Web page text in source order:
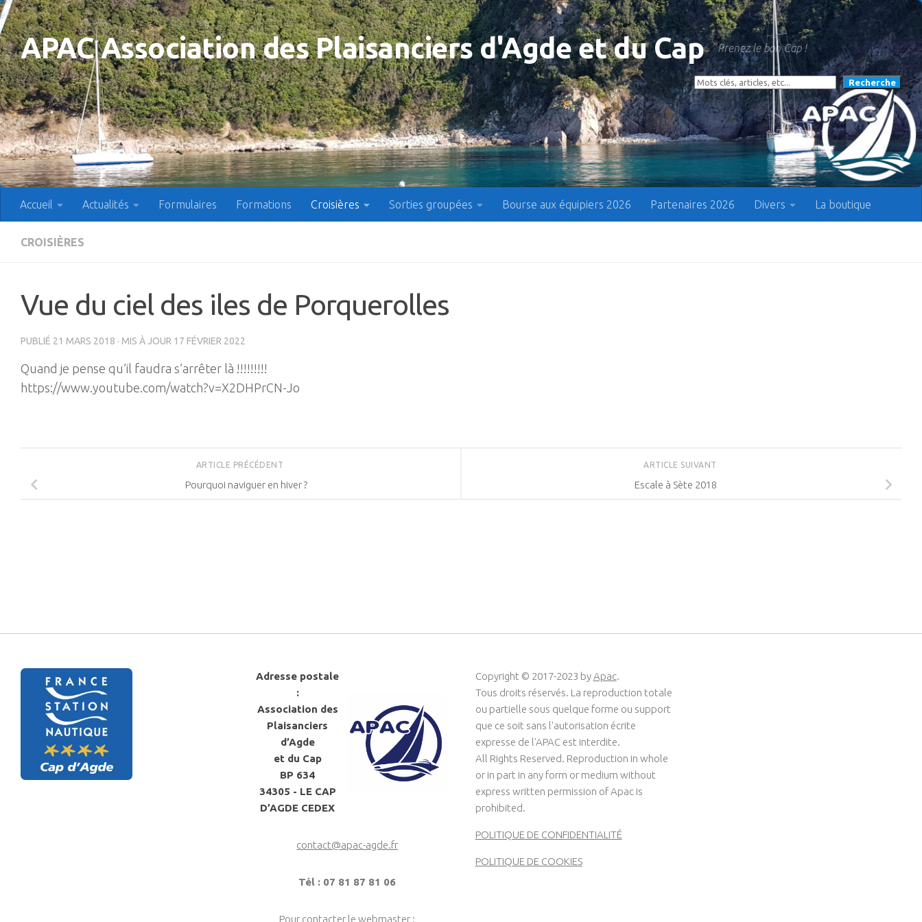
Skip to content
APAC Association des Plaisanciers d'Agde et du Cap Prenez le bon Cap !
Rechercher Recherche
Accueil Actualités Formulaires Formations Croisières Sorties groupées Bourse aux équipiers 2026 Partenaires 2026 Divers La boutique
CROISIÈRES
Vue du ciel des iles de Porquerolles
PUBLIÉ 21 MARS 2018 · MIS À JOUR 17 FÉVRIER 2022
Quand je pense qu’il faudra s’arrêter là !!!!!!!!!
https://www.youtube.com/watch?v=X2DHPrCN-Jo
ARTICLE SUIVANT
Escale à Sète 2018
ARTICLE PRÉCÉDENT
Pourquoi naviguer en hiver ?
Adresse postale
:
Association des
Plaisanciers
d’Agde
et du Cap
BP 634
34305 - LE CAP
D’AGDE CEDEX
contact@apac-agde.fr
Tél : 07 81 87 81 06
Pour contacter le webmaster :
Copyright © 2017-2023 byApac.
Tous droits réservés. La reproduction totale
ou partielle sous quelque forme ou support
que ce soit sans l'autorisation écrite
expresse de l'APAC est interdite.
All Rights Reserved. Reproduction in whole
or in part in any form or medium without
express written permission of Apac is
prohibited.
POLITIQUE DE CONFIDENTIALITÉ
POLITIQUE DE COOKIES